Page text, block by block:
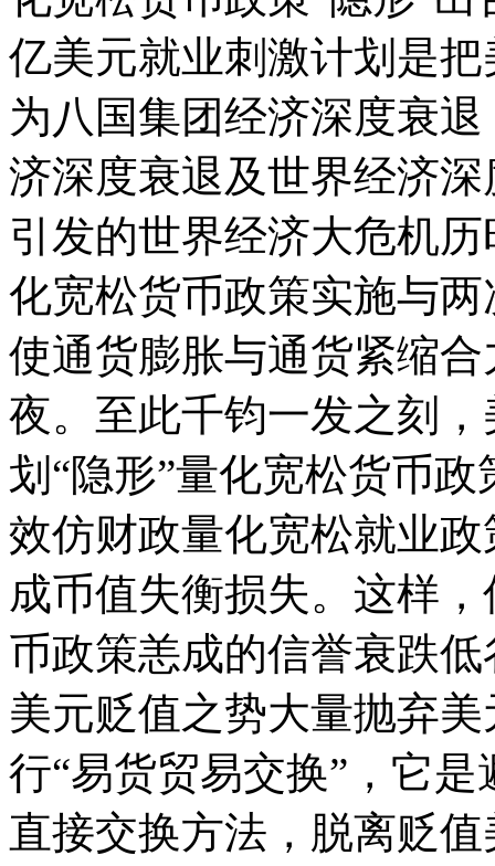
亿美元就业刺激计划是
为八国集团经济深度衰
济深度衰退及世界经济
引发的世界经济大危机
化宽松货币政策实施与
使通货膨胀与通货紧缩
夜。至此千钧一发之刻
划“隐形”量化宽松货币
效仿财政量化宽松就业
成币值失衡损失。这样
币政策恙成的信誉衰跌
美元贬值之势大量抛弃
行“易货贸易交换”，它
直接交换方法，脱离贬